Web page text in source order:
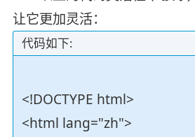
让它更加灵活：
代码如下:
<!DOCTYPE html>
<html lang="zh">